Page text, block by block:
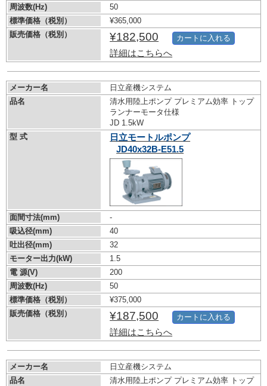
周波数(Hz)
50
標準価格（税別）
¥365,000
販売価格（税別）
¥182,500
詳細はこちらへ
カートに入れる
メーカー名
日立産機システム
品名
清水用陸上ポンプ プレミアム効率 トップ
ランナーモータ仕様
JD 1.5kW
型 式
日立モートルポンプ
JD40x32B-E51.5
面間寸法(mm)
-
吸込径(mm)
40
吐出径(mm)
32
モーター出力(kW)
1.5
電 源(V)
200
周波数(Hz)
50
標準価格（税別）
¥375,000
販売価格（税別）
¥187,500
詳細はこちらへ
カートに入れる
メーカー名
日立産機システム
品名
清水用陸上ポンプ プレミアム効率 トップ